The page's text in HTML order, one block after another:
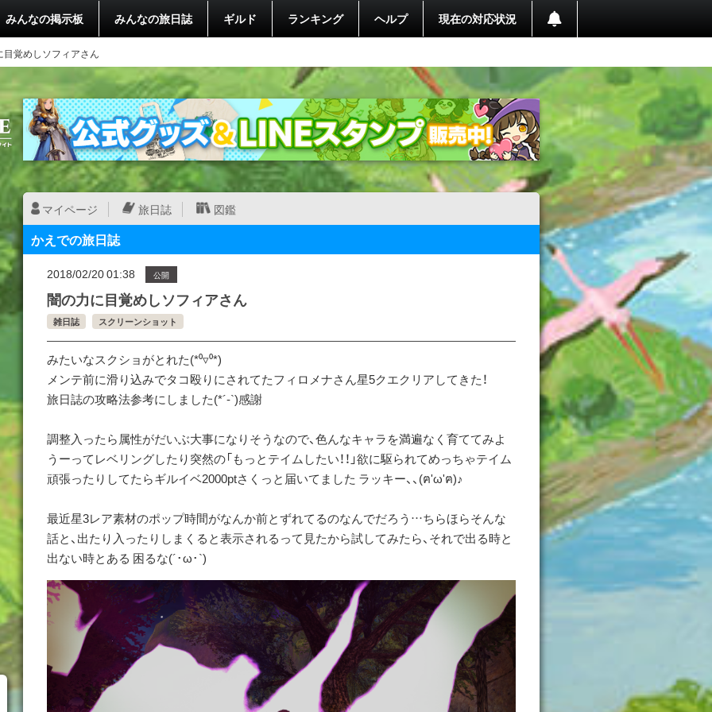
みんなの掲示板 みんなの旅日誌 ギルド ランキング ヘルプ 現在の対応状況
目覚めしソフィアさん
マイページ 旅日誌 図鑑
かえでの旅日誌
2018/02/20 01:38 公開
闇の力に目覚めしソフィアさん
雑日誌 スクリーンショット
みたいなスクショがとれた(*⁰▿⁰*)
メンテ前に滑り込みでタコ殴りにされてたフィロメナさん星5クエクリアしてきた！
旅日誌の攻略法参考にしました(*´-`)感謝
調整入ったら属性がだいぶ大事になりそうなので、色んなキャラを満遍なく育ててみよ
うーってレベリングしたり突然の「もっとテイムしたい！！」欲に駆られてめっちゃテイム
頑張ったりしてたらギルイベ2000ptさくっと届いてました ラッキー、、(ฅ'ω'ฅ)♪
最近星3レア素材のポップ時間がなんか前とずれてるのなんでだろう…ちらほらそんな
話と、出たり入ったりしまくると表示されるって見たから試してみたら、それで出る時と
出ない時とある 困るな(´･ω･`)